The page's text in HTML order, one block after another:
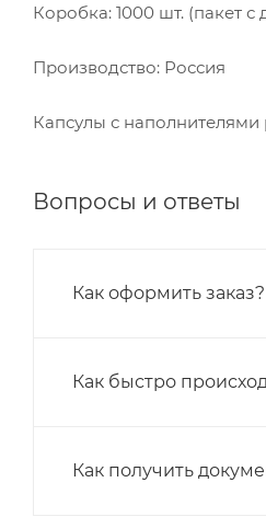
Коробка: 1000 шт. (пакет
Производство: Россия
Капсулы с наполнителями
Вопросы и ответы
Как оформить заказ?
Как быстро
Как получить